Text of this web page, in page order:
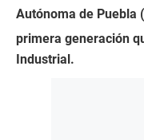
Autónoma de Puebla
primera generación
Industrial.